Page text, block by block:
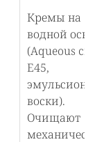
Кремы на
водной
(Aqueous
E45,
воски).
Очищают